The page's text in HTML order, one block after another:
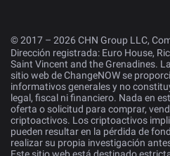
© 2017 – 2026 CHN Group LLC,
Dirección registrada: Euro House,
Saint Vincent and the Grenadines.
sitio web de ChangeNOW se
informativos generales y no
legal, fiscal ni financiero. Nada en
oferta o solicitud para comprar,
criptoactivos. Los criptoactivos
pueden resultar en la pérdida de
realizar su propia investigación